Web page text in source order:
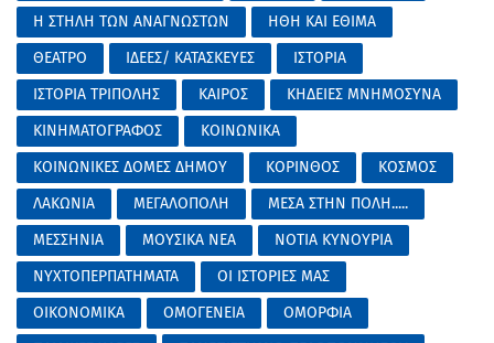
Η ΣΤΗΛΗ ΤΩΝ ΑΝΑΓΝΩΣΤΩΝ
ΗΘΗ ΚΑΙ ΕΘΙΜΑ
ΘΕΑΤΡΟ
ΙΔΕΕΣ/ ΚΑΤΑΣΚΕΥΕΣ
ΙΣΤΟΡΙΑ
ΙΣΤΟΡΙΑ ΤΡΙΠΟΛΗΣ
ΚΑΙΡΟΣ
ΚΗΔΕΙΕΣ ΜΝΗΜΟΣΥΝΑ
ΚΙΝΗΜΑΤΟΓΡΑΦΟΣ
ΚΟΙΝΩΝΙΚΑ
ΚΟΙΝΩΝΙΚΕΣ ΔΟΜΕΣ ΔΗΜΟΥ
ΚΟΡΙΝΘΟΣ
ΚΟΣΜΟΣ
ΛΑΚΩΝΙΑ
ΜΕΓΑΛΟΠΟΛΗ
ΜΕΣΑ ΣΤΗΝ ΠΟΛΗ.....
ΜΕΣΣΗΝΙΑ
ΜΟΥΣΙΚΑ ΝΕΑ
ΝΟΤΙΑ ΚΥΝΟΥΡΙΑ
ΝΥΧΤΟΠΕΡΠΑΤΗΜΑΤΑ
ΟΙ ΙΣΤΟΡΙΕΣ ΜΑΣ
ΟΙΚΟΝΟΜΙΚΑ
ΟΜΟΓΕΝΕΙΑ
ΟΜΟΡΦΙΑ